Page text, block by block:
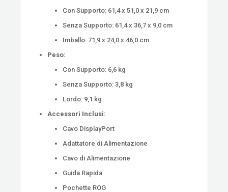
Con Supporto: 61,4 x 51,0 x 21,9 cm
Senza Supporto: 61,4 x 36,7 x 9,0 cm
Imballo: 71,9 x 24,0 x 46,0 cm
Peso:
Con Supporto: 6,6 kg
Senza Supporto: 3,8 kg
Lordo: 9,1 kg
Accessori Inclusi:
Cavo DisplayPort
Adattatore di Alimentazione
Cavo di Alimentazione
Guida Rapida
Pochette ROG